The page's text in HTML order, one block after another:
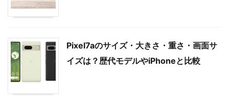
Pixel7aのサイズ・大きさ・重さ・画面サ
イズは？歴代モデルやiPhoneと比較